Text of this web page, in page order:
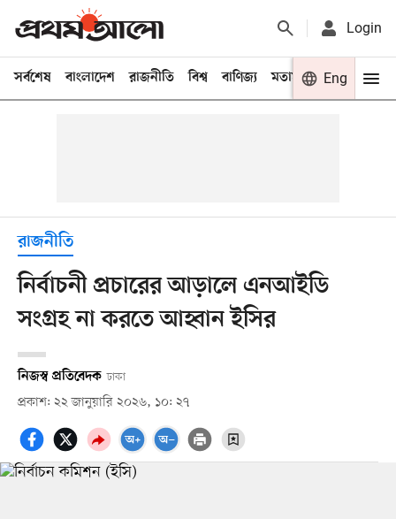
Login
সর্বশেষ বাংলাদেশ রাজনীতি বিশ্ব বাণিজ্য মতামত খেলা
Eng
রাজনীতি
নির্বাচনী প্রচারের আড়ালে এনআইডি
সংগ্রহ না করতে আহ্বান ইসির
নিজস্ব প্রতিবেদক ঢাকা
প্রকাশ: ২২ জানুয়ারি ২০২৬, ১০: ২৭